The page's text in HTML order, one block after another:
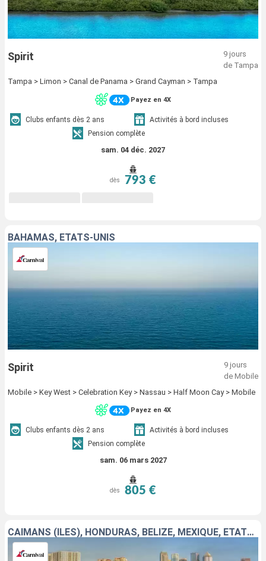
Spirit
9 jours
de Tampa
Tampa > Limon > Canal de Panama > Grand Cayman > Tampa
Payez en 4X
Clubs enfants dès 2 ans
Activités à bord incluses
Pension complète
sam. 04 déc. 2027
dès 793 €
BAHAMAS, ÉTATS-UNIS
Spirit
9 jours
de Mobile
Mobile > Key West > Celebration Key > Nassau > Half Moon Cay > Mobile
Payez en 4X
Clubs enfants dès 2 ans
Activités à bord incluses
Pension complète
sam. 06 mars 2027
dès 805 €
CAÏMANS (ÎLES), HONDURAS, BELIZE, MEXIQUE, ÉTATS-UNIS